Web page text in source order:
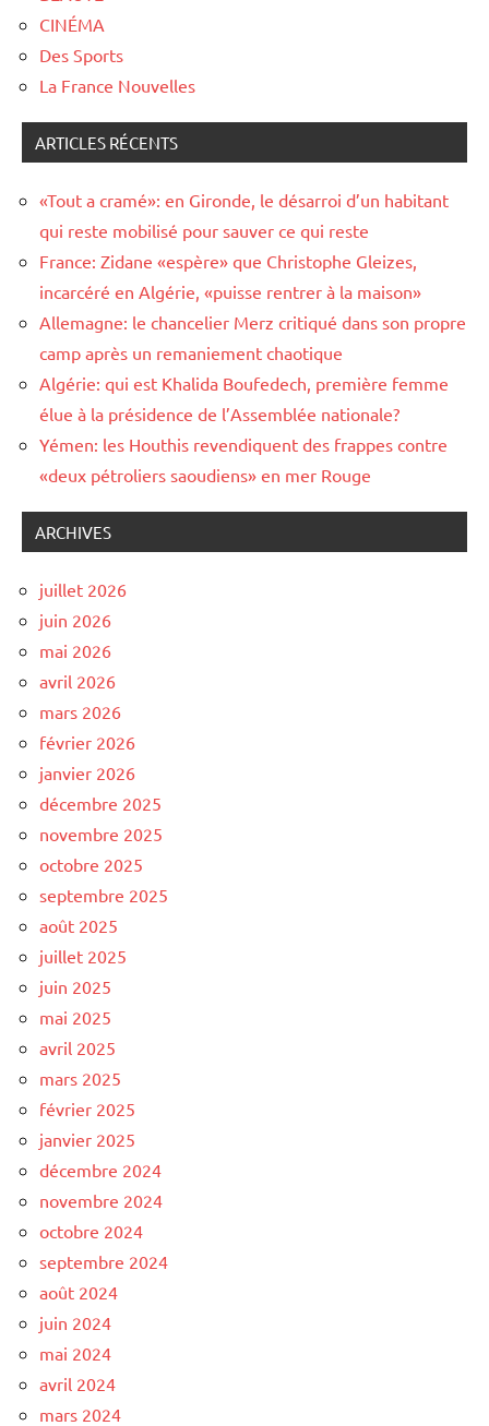
CINÉMA
Des Sports
La France Nouvelles
ARTICLES RÉCENTS
«Tout a cramé»: en Gironde, le désarroi d’un habitant
qui reste mobilisé pour sauver ce qui reste
France: Zidane «espère» que Christophe Gleizes,
incarcéré en Algérie, «puisse rentrer à la maison»
Allemagne: le chancelier Merz critiqué dans son propre
camp après un remaniement chaotique
Algérie: qui est Khalida Boufedech, première femme
élue à la présidence de l’Assemblée nationale?
Yémen: les Houthis revendiquent des frappes contre
«deux pétroliers saoudiens» en mer Rouge
ARCHIVES
juillet 2026
juin 2026
mai 2026
avril 2026
mars 2026
février 2026
janvier 2026
décembre 2025
novembre 2025
octobre 2025
septembre 2025
août 2025
juillet 2025
juin 2025
mai 2025
avril 2025
mars 2025
février 2025
janvier 2025
décembre 2024
novembre 2024
octobre 2024
septembre 2024
août 2024
juin 2024
mai 2024
avril 2024
mars 2024